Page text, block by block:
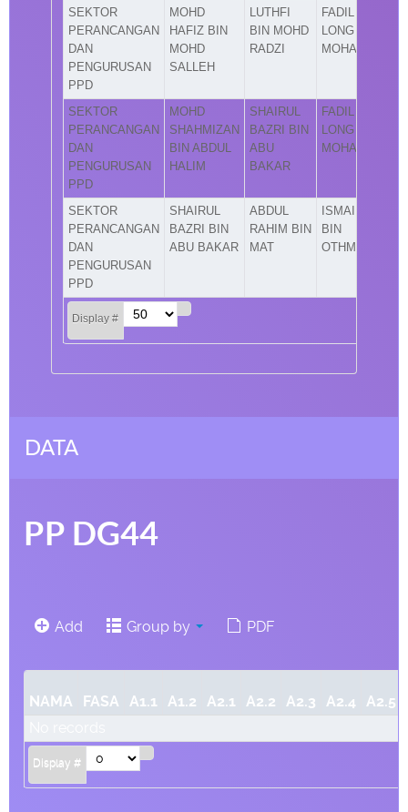
Display #
SEKTOR
PERANCANGAN
DAN
PENGURUSAN
PPD
MOHD
HAFIZ BIN
MOHD
SALLEH
LUTHFI
BIN MOHD
RADZI
FADIL
LONG BIN
MOHAMAD
SEKTOR
PERANCANGAN
DAN
PENGURUSAN
PPD
MOHD
SHAHMIZAN
BIN ABDUL
HALIM
SHAIRUL
BAZRI BIN
ABU
BAKAR
FADIL
LONG BIN
MOHAMAD
SEKTOR
PERANCANGAN
DAN
PENGURUSAN
PPD
SHAIRUL
BAZRI BIN
ABU BAKAR
ABDUL
RAHIM BIN
MAT
ISMAIL
BIN
OTHMAN
DATA
PP DG44
Add Group by PDF
NAMA FASA A1.1 A1.2 A2.1 A2.2 A2.3 A2.4 A2.5
Display #